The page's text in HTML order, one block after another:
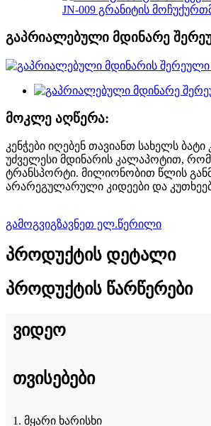
JN-009 გრანიტის
გაპრიალებული მდინარე
მოკლე აღწერა:
კენჭები იღებენ თავიანთ სახელს
უძველესი მდინარის კალაპოტით,
ტრანსპორტი. მილიონობით წლის
არარეგულარული კიდეები და
გამოგვიგზავნეთ ელ.წერილი
პროდუქტის დეტალი
პროდუქტის წარწერები
ვიდეო
თვისებები
1. მყარი ხარისხი